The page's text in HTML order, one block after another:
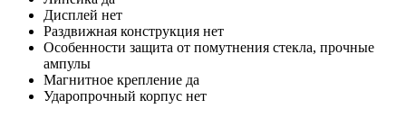
Дисплей нет
Раздвижная конструкция нет
Особенности защита от помутнения стекла, прочные
ампулы
Магнитное крепление да
Ударопрочный корпус нет